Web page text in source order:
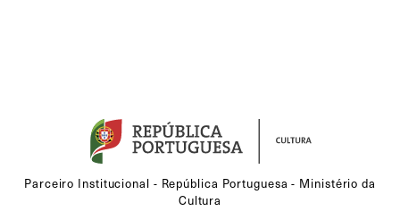
Parceiro Institucional - República Portuguesa - Ministério da
Cultura